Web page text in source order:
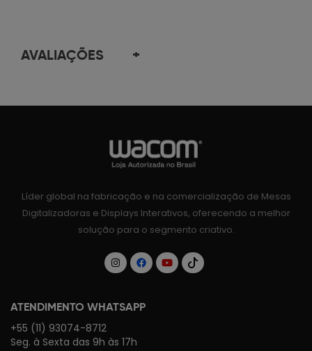
AVALIAÇÕES +
Líder global na fabricação e na comercialização de Mesas
Digitalizadoras e Displays Interativos, oferecendo a melhor
solução para o segmento criativo.
ATENDIMENTO WHATSAPP
+55 (11) 93074-8712
Seg. à Sexta das 9h às 17h